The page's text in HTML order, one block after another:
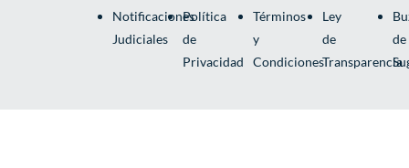
Notificaciones
Judiciales
Política
de
Privacidad
Términos
y
Condiciones
Ley
de
Transparencia
de